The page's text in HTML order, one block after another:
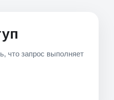
что запрос выполняет